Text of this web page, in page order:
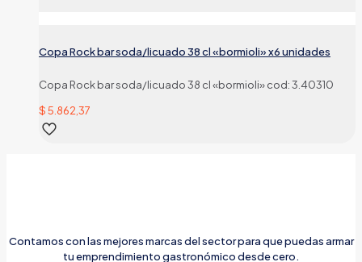
Copa Rock bar soda/licuado 38 cl «bormioli» x6 unidades
Copa Rock bar soda/licuado 38 cl «bormioli» cod: 3.40310
$5.862,37
Contamos con las mejores marcas del sector para que puedas armar
tu emprendimiento gastronómico desde cero.